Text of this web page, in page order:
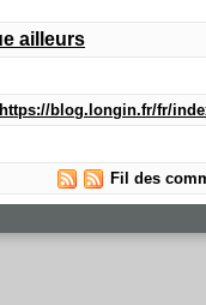
ailleurs
blog.longin.fr/fr/
Fil des